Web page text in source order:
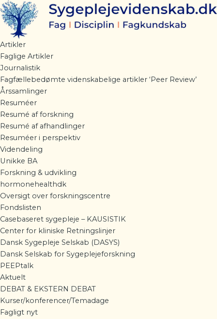
Gå
til
indholdet
Artikler
Faglige Artikler
Journalistik
Fagfællebedømte videnskabelige artikler ‘Peer Review’
Årssamlinger
Resuméer
Resumé af forskning
Resumé af afhandlinger
Resuméer i perspektiv
Videndeling
Unikke BA
Forskning & udvikling
hormonehealthdk
Oversigt over forskningscentre
Fondslisten
Casebaseret sygepleje – KAUSISTIK
Center for kliniske Retningslinjer
Dansk Sygepleje Selskab (DASYS)
Dansk Selskab for Sygeplejeforskning
PEEPtalk
Aktuelt
DEBAT & EKSTERN DEBAT
Kurser/konferencer/Temadage
Fagligt nyt